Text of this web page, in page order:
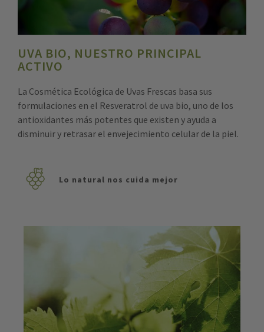
UVA BIO, NUESTRO PRINCIPAL
ACTIVO
La Cosmética Ecológica de Uvas Frescas basa sus
formulaciones en el Resveratrol de uva bio, uno de los
antioxidantes más potentes que existen y ayuda a
disminuir y retrasar el envejecimiento celular de la piel.
Lo natural nos cuida mejor